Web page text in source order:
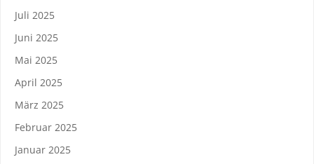
Juli 2025
Juni 2025
Mai 2025
April 2025
März 2025
Februar 2025
Januar 2025